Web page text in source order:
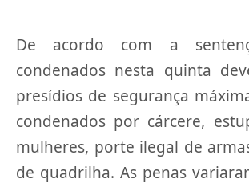
De acordo com a
condenados nesta quinta
presídios de segurança
condenados por cárcere,
mulheres, porte ilegal de
de quadrilha. As penas